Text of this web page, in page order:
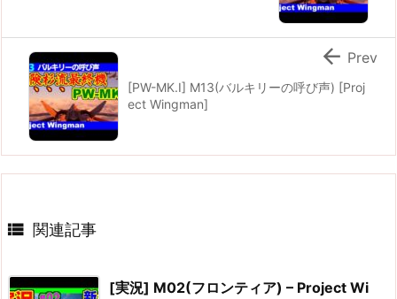
[PW-MK.I] M13(バルキリーの呼び声) [Proj
ect Wingman]
 Prev
 関連記事
[実況] M02(フロンティア) – Project Wi